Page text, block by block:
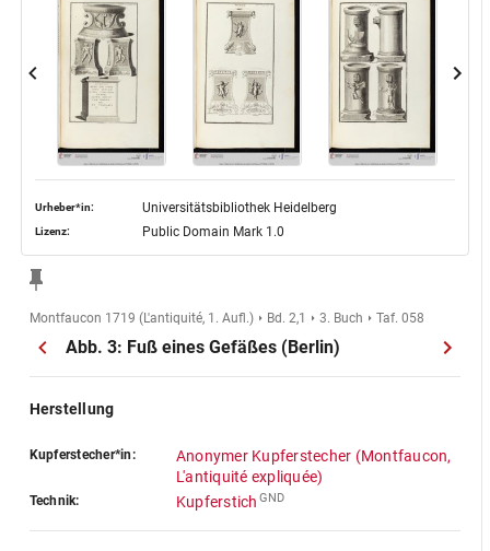
Urheber*in: Universitätsbibliothek Heidelberg
Lizenz: Public Domain Mark 1.0
Montfaucon 1719 (L'antiquité, 1. Aufl.) Bd. 2,1 3. Buch Taf. 058
Abb. 3: Fuß eines Gefäßes (Berlin)
Herstellung
Kupferstecher*in:
Anonymer Kupferstecher (Montfaucon,
L'antiquité expliquée)
Technik: Kupferstich GND